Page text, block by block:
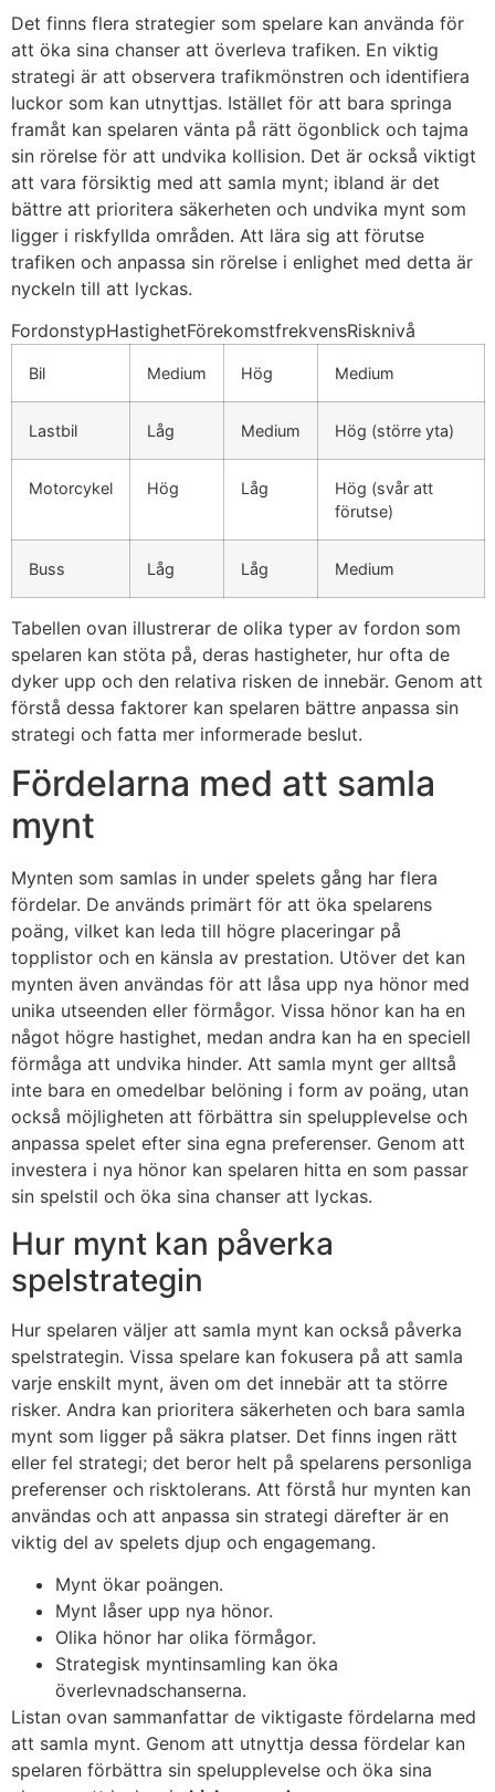
Det finns flera strategier som spelare kan använda för
att öka sina chanser att överleva trafiken. En viktig
strategi är att observera trafikmönstren och identifiera
luckor som kan utnyttjas. Istället för att bara springa
framåt kan spelaren vänta på rätt ögonblick och tajma
sin rörelse för att undvika kollision. Det är också viktigt
att vara försiktig med att samla mynt; ibland är det
bättre att prioritera säkerheten och undvika mynt som
ligger i riskfyllda områden. Att lära sig att förutse
trafiken och anpassa sin rörelse i enlighet med detta är
nyckeln till att lyckas.
FordonstypHastighetFörekomstfrekvensRisknivå
Bil Medium Hög Medium
Lastbil Låg Medium Hög (större yta)
Motorcykel Hög Låg
Hög (svår att
förutse)
Buss Låg Låg Medium
Tabellen ovan illustrerar de olika typer av fordon som
spelaren kan stöta på, deras hastigheter, hur ofta de
dyker upp och den relativa risken de innebär. Genom att
förstå dessa faktorer kan spelaren bättre anpassa sin
strategi och fatta mer informerade beslut.
Fördelarna med att samla
mynt
Mynten som samlas in under spelets gång har flera
fördelar. De används primärt för att öka spelarens
poäng, vilket kan leda till högre placeringar på
topplistor och en känsla av prestation. Utöver det kan
mynten även användas för att låsa upp nya hönor med
unika utseenden eller förmågor. Vissa hönor kan ha en
något högre hastighet, medan andra kan ha en speciell
förmåga att undvika hinder. Att samla mynt ger alltså
inte bara en omedelbar belöning i form av poäng, utan
också möjligheten att förbättra sin spelupplevelse och
anpassa spelet efter sina egna preferenser. Genom att
investera i nya hönor kan spelaren hitta en som passar
sin spelstil och öka sina chanser att lyckas.
Hur mynt kan påverka
spelstrategin
Hur spelaren väljer att samla mynt kan också påverka
spelstrategin. Vissa spelare kan fokusera på att samla
varje enskilt mynt, även om det innebär att ta större
risker. Andra kan prioritera säkerheten och bara samla
mynt som ligger på säkra platser. Det finns ingen rätt
eller fel strategi; det beror helt på spelarens personliga
preferenser och risktolerans. Att förstå hur mynten kan
användas och att anpassa sin strategi därefter är en
viktig del av spelets djup och engagemang.
Mynt ökar poängen.
Mynt låser upp nya hönor.
Olika hönor har olika förmågor.
Strategisk myntinsamling kan öka
överlevnadschanserna.
Listan ovan sammanfattar de viktigaste fördelarna med
att samla mynt. Genom att utnyttja dessa fördelar kan
spelaren förbättra sin spelupplevelse och öka sina